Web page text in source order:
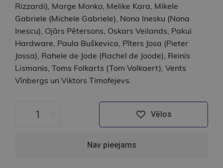
Rizzardi), Marge Monko, Melike Kara, Mikele
Gabriele (Michele Gabriele), Nona Inesku (Nona
Inescu), Ojārs Pētersons, Oskars Veilands, Pakui
Hardware, Paula Buškevica, Pīters Josa (Pieter
Jossa), Rahele de Jode (Rachel de Joode), Reinis
Lismanis, Toms Folkarts (Tom Volkaert), Vents
Vīnbergs un Viktors Timofejevs.
Vēlos
Nav pieejams